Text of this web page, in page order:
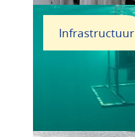
Infrastructuur